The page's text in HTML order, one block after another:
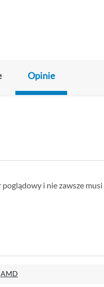
Opinie
poglądowy i nie zawsze
AMD